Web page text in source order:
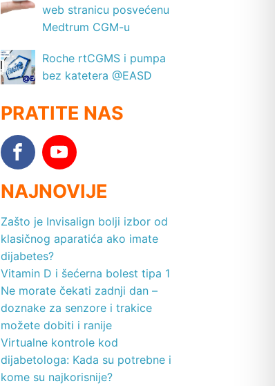
web stranicu posvećenu
Medtrum CGM-u
Roche rtCGMS i pumpa
bez katetera @EASD
PRATITE NAS
NAJNOVIJE
Zašto je Invisalign bolji izbor od
klasičnog aparatića ako imate
dijabetes?
Vitamin D i šećerna bolest tipa 1
Ne morate čekati zadnji dan –
doznake za senzore i trakice
možete dobiti i ranije
Virtualne kontrole kod
dijabetologa: Kada su potrebne i
kome su najkorisnije?